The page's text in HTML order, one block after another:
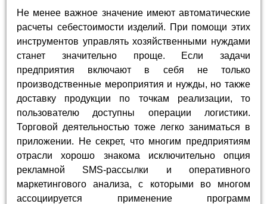
Не менее важное значение имеют автоматические
расчеты себестоимости изделий. При помощи этих
инструментов управлять хозяйственными нуждами
станет значительно проще. Если задачи
предприятия включают в себя не только
производственные мероприятия и нужды, но также
доставку продукции по точкам реализации, то
пользователю доступны операции логистики.
Торговой деятельностью тоже легко заниматься в
приложении. Не секрет, что многим предприятиям
отрасли хорошо знакома исключительно опция
рекламной SMS-рассылки и оперативного
маркетингового анализа, с которыми во многом
ассоциируется применение программ